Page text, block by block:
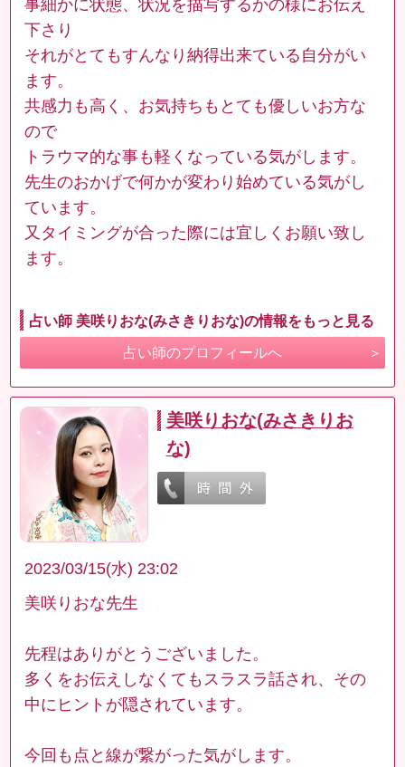
事細かに状態、状況を描写するかの様にお伝え
下さり
それがとてもすんなり納得出来ている自分がい
ます。
共感力も高く、お気持ちもとても優しいお方な
ので
トラウマ的な事も軽くなっている気がします。
先生のおかげで何かが変わり始めている気がし
ています。
又タイミングが合った際には宜しくお願い致し
ます。
占い師 美咲りおな(みさきりおな)の情報をもっと見る
占い師のプロフィールへ
美咲りおな(みさきりお
な)
2023/03/15(水) 23:02
美咲りおな先生
先程はありがとうございました。
多くをお伝えしなくてもスラスラ話され、その
中にヒントが隠されています。
今回も点と線が繋がった気がします。